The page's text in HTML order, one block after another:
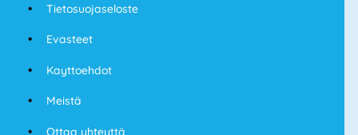
Tietosuojaseloste
Evasteet
Kayttoehdot
Meistä
Ottaa yhteyttä